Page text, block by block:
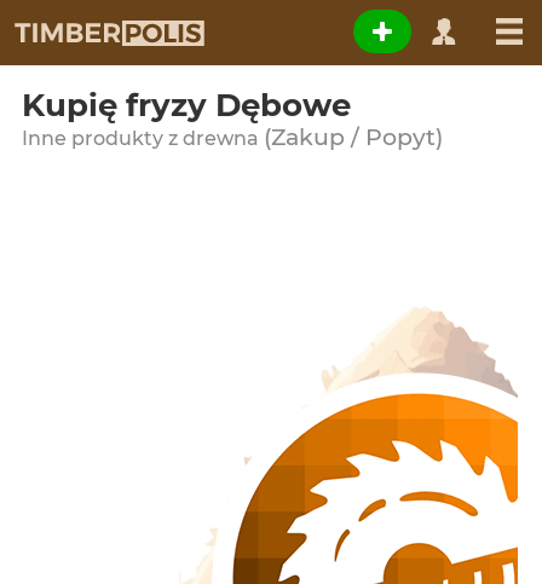
Kupię fryzy Dębowe
Inne produkty z drewna (Zakup / Popyt)